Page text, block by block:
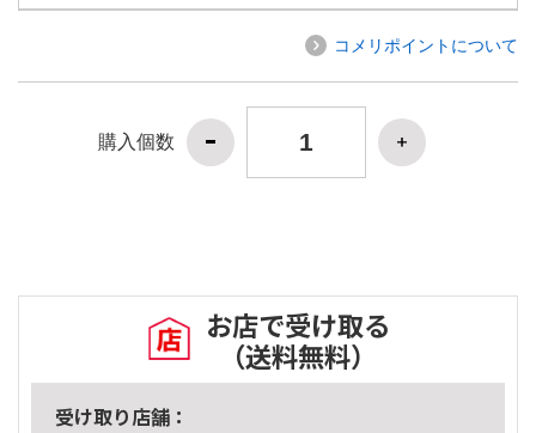
コメリポイントについて
購入個数
お店で受け取る
（送料無料）
受け取り店舗：